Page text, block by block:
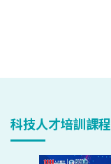
科技人才培訓課程